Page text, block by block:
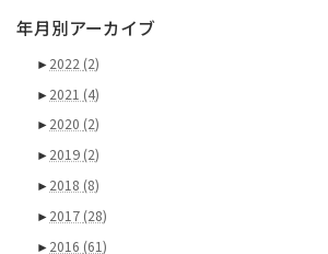
年月別アーカイブ
►2022 (2)
►2021 (4)
►2020 (2)
►2019 (2)
►2018 (8)
►2017 (28)
►2016 (61)